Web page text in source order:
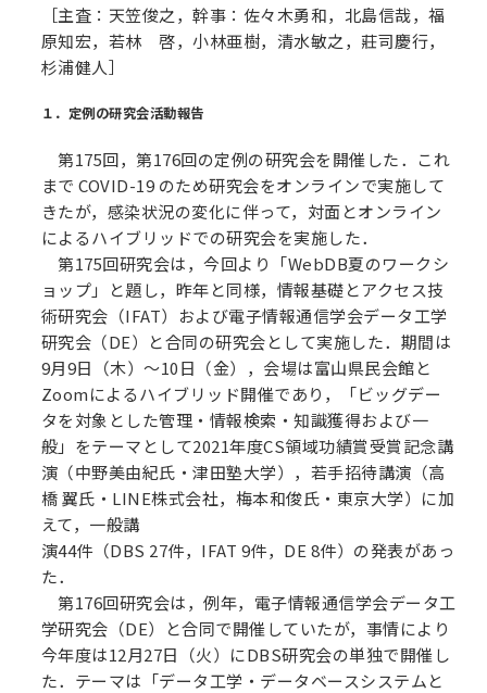
［主査：天笠俊之，幹事：佐々木勇和，北島信哉，福
原知宏，若林 啓，小林亜樹，清水敏之，莊司慶行，
杉浦健人］
１．定例の研究会活動報告
第175回，第176回の定例の研究会を開催した．これ
まで COVID-19 のため研究会をオンラインで実施して
きたが，感染状況の変化に伴って，対面とオンライン
によるハイブリッドでの研究会を実施した．
第175回研究会は，今回より「WebDB夏のワークシ
ョップ」と題し，昨年と同様，情報基礎とアクセス技
術研究会（IFAT）および電子情報通信学会データ工学
研究会（DE）と合同の研究会として実施した．期間は
9月9日（木）〜10日（金），会場は富山県民会館と
Zoomによるハイブリッド開催であり，「ビッグデー
タを対象とした管理・情報検索・知識獲得および一
般」をテーマとして2021年度CS領域功績賞受賞記念講
演（中野美由紀氏・津田塾大学），若手招待講演（高
橋 翼氏・LINE株式会社，梅本和俊氏・東京大学）に加
えて，一般講
演44件（DBS 27件，IFAT 9件，DE 8件）の発表があっ
た．
第176回研究会は，例年，電子情報通信学会データ工
学研究会（DE）と合同で開催していたが，事情により
今年度は12月27日（火）にDBS研究会の単独で開催し
た．テーマは「データ工学・データベースシステムと